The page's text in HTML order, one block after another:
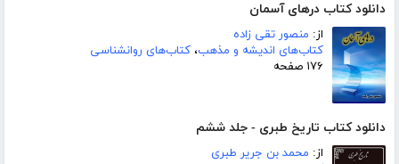
دانلود کتاب درهای آسمان
از: منصور تقی زاده
کتاب‌های اندیشه و مذهب، کتاب‌های روانشناسی
۱۷۶ صفحه
دانلود کتاب تاریخ طبری - جلد ششم
از: محمد بن جریر طبری